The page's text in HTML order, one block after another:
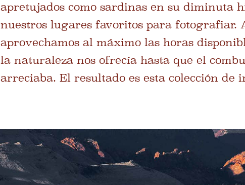
apretujados como sardinas en su diminuta
nuestros lugares favoritos para fotografiar.
aprovechamos al máximo las horas
la naturaleza nos ofrecía hasta que el
arreciaba. El resultado es esta colección